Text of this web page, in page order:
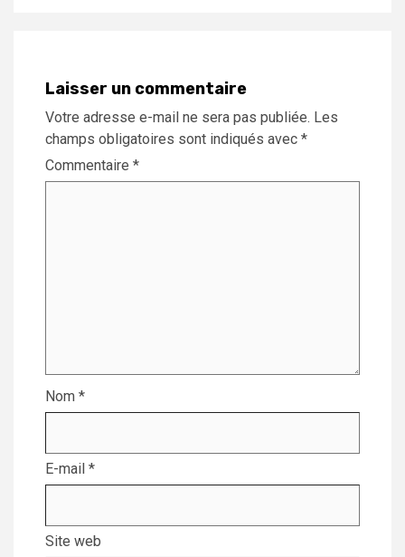
Laisser un commentaire
Votre adresse e-mail ne sera pas publiée. Les
champs obligatoires sont indiqués avec *
Commentaire *
Nom *
E-mail *
Site web